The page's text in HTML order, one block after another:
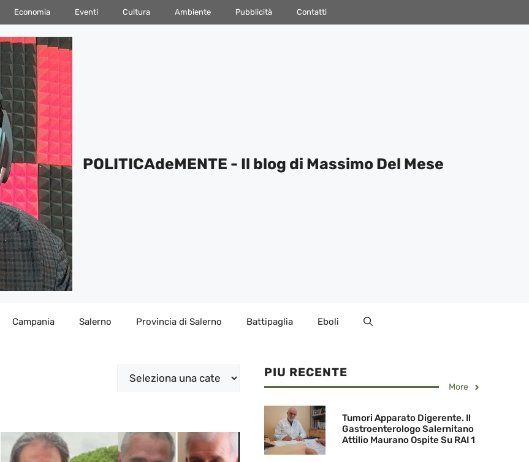
Economia Eventi Cultura Ambiente Pubblicità Contatti
POLITICAdeMENTE - Il blog di Massimo Del Mese
Campania Salerno Provincia di Salerno Battipaglia Eboli
Categorie PIU RECENTE
More
Tumori Apparato Digerente. Il
Gastroenterologo Salernitano
Attilio Maurano Ospite Su RAI 1